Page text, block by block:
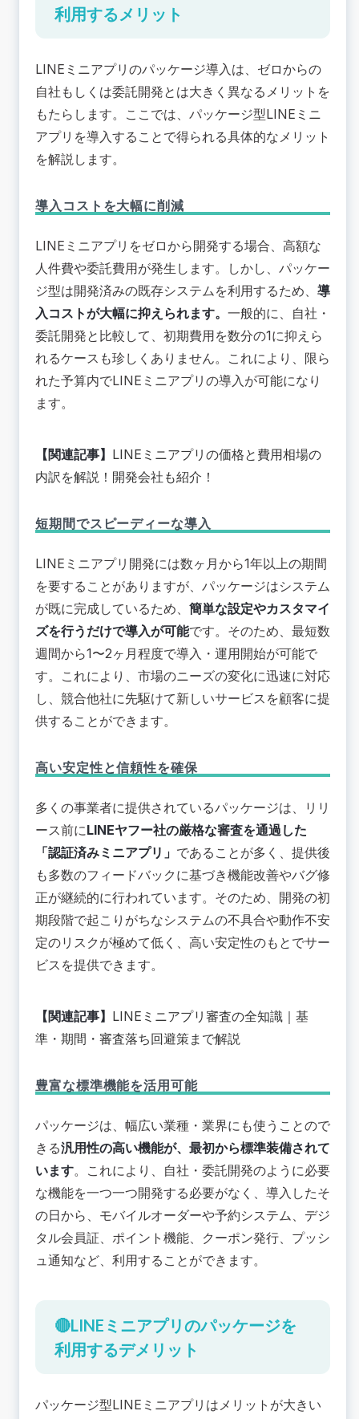
🟢LINEミニアプリのパッケージ比較 おすすめ7選
マジリピ | DOTZ株式会社
デジクル商品予約 | 株式会社デジクル
matoca | 株式会社ブレイブテクノロジー
CX ORDER | クラス・メソッド株式会社
Lメンバーズカード | 合同会社Oblivion
📚まとめ：LINEミニアプリの導入を検討しよう！
利用するメリット
LINEミニアプリのパッケージ導入は、ゼロからの
自社もしくは委託開発とは大きく異なるメリットを
もたらします。ここでは、パッケージ型LINEミニ
アプリを導入することで得られる具体的なメリット
を解説します。
導入コストを大幅に削減
LINEミニアプリをゼロから開発する場合、高額な
人件費や委託費用が発生します。しかし、パッケー
ジ型は開発済みの既存システムを利用するため、 導
入コストが大幅に抑えられます。 一般的に、自社・
委託開発と比較して、 初期費用を数分の1に抑えら
れるケースも珍しくありません。これにより、限ら
れた予算内でLINEミニアプリの導入が可能になり
ます。
【関連記事】 LINEミニアプリの価格と費用相場の
内訳を解説！開発会社も紹介！
短期間でスピーディーな導入
LINEミニアプリ開発には数ヶ月から1年以上の期間
を要することがありますが、パッケージはシステム
が既に完成しているため、 簡単な設定やカスタマイ
ズを行うだけで導入が可能です。そのため、 最短数
週間から1〜2ヶ月程度で導入・運用開始が可能で
す。これにより、市場のニーズの変化に迅速に対応
し、競合他社に先駆けて新しいサービスを顧客に提
供することができます。
高い安定性と信頼性を確保
多くの事業者に提供されているパッケージは、リリ
ース前にLINEヤフー社の厳格な審査を通過した
「認証済みミニアプリ」 であることが多く、提供後
も多数のフィードバックに基づき機能改善やバグ修
正が継続的に行われています。そのため、開発の初
期段階で起こりがちなシステムの不具合や動作不安
定のリスクが極めて低く、 高い安定性のもとでサー
ビスを提供できます。
【関連記事】 LINEミニアプリ審査の全知識｜基
準・期間・審査落ち回避策まで解説
豊富な標準機能を活用可能
パッケージは、幅広い業種・業界にも使うことので
きる汎用性の高い機能が、最初から標準装備されて
います。これにより、 自社・委託開発のように必要
な機能を一つ一つ開発する必要がなく
、導入したそ
の日から、モバイルオーダーや予約システム、デジ
タル会員証、ポイント機能、クーポン発行、プッシ
ュ通知など、利用することができます。
🔴LINEミニアプリのパッケージを
利用するデメリット
パッケージ型LINEミニアプリはメリットが大きい